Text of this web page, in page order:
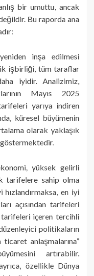
bir umuttu, ancak
Bu raporda ana
inşa edilmesi
işbirliği, tüm taraflar
iyidir. Analizimiz,
Mayıs 2025
yarıya indiren
küresel büyümenin
olarak yaklaşık
yüksek gelirli
tarifelere sahip olma
en iyi
açısından tarifeleri
içeren tercihli
politikaların
anlaşmalarına”
artırabilir.
özellikle Dünya